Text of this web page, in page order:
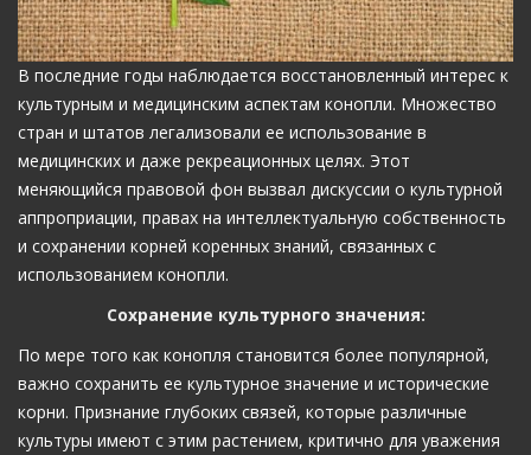
В последние годы наблюдается восстановленный интерес к
культурным и медицинским аспектам конопли. Множество
стран и штатов легализовали ее использование в
медицинских и даже рекреационных целях. Этот
меняющийся правовой фон вызвал дискуссии о культурной
аппроприации, правах на интеллектуальную собственность
и сохранении корней коренных знаний, связанных с
использованием конопли.
Сохранение культурного значения:
По мере того как конопля становится более популярной,
важно сохранить ее культурное значение и исторические
корни. Признание глубоких связей, которые различные
культуры имеют с этим растением, критично для уважения